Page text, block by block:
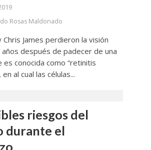
Rosas Maldonado
Chris James perdieron la visión
años después de padecer de una
es conocida como “retinitis
al cual las células...
riesgos del
durante el